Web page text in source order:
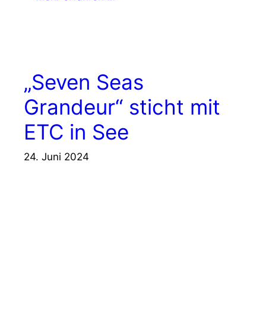
„Seven Seas
Grandeur“ sticht mit
ETC in See
24. Juni 2024